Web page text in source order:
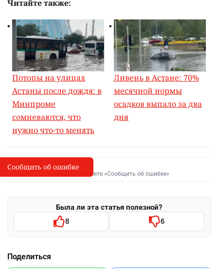
Читайте также:
Потопы на улицах
Астаны после дождя: в
Минпроме
сомневаются, что
нужно что-то менять
Ливень в Астане: 70%
месячной нормы
осадков выпало за два
дня
I
Сообщить об опечатке
Выделите фрагмент и нажмите «Сообщить об ошибке»
Была ли эта статья полезной?
8 6
Поделиться
Сообщить об ошибке